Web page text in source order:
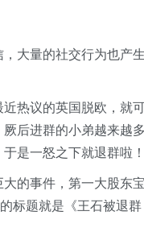
大量的社交行为也产
热议的英国脱欧，就
后进群的小弟越来越
是一怒之下就退群啦！
的事件，第一大股东
标题就是《王石被退